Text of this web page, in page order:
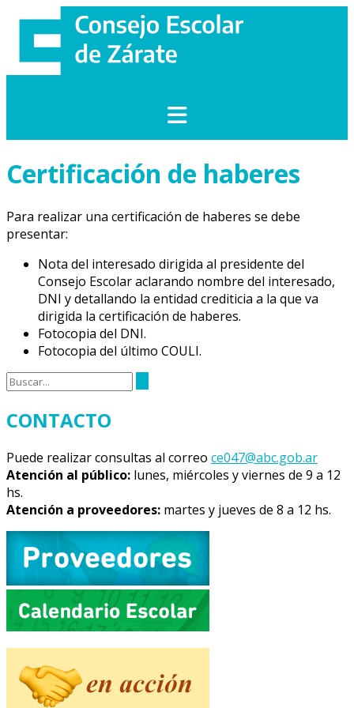
contenido
Certificación de haberes
Para realizar una certificación de haberes se debe
presentar:
Nota del interesado dirigida al presidente del
Consejo Escolar aclarando nombre del interesado,
DNI y detallando la entidad crediticia a la que va
dirigida la certificación de haberes.
Fotocopia del DNI.
Fotocopia del último COULI.
CONTACTO
Puede realizar consultas al correo ce047@abc.gob.ar
Atención al público: lunes, miércoles y viernes de 9 a 12
hs.
Atención a proveedores: martes y jueves de 8 a 12 hs.